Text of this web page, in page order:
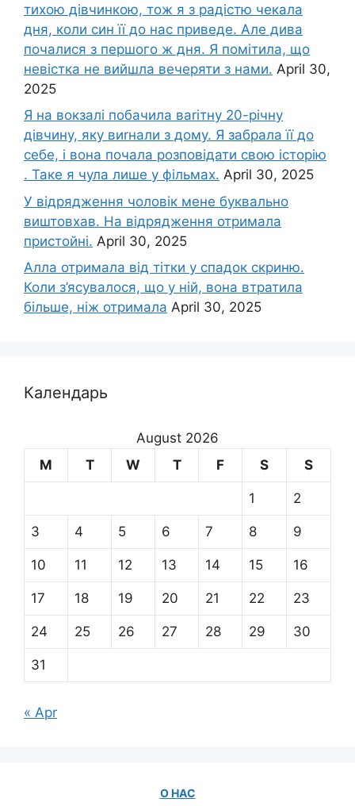
тихою дівчинкою, тож я з радістю чекала
дня, коли син її до нас приведе. Але дива
почалися з першого ж дня. Я помітила, що
невістка не вийшла вечеряти з нами. April 30,
2025
Я на вокзалі побачила ваrітну 20-річну
дівчину, яку виrнали з дому. Я забрала її до
себе, і вона почала розповідати свою історію
. Таке я чула лише у фільмах. April 30, 2025
У відрядження чоловік мене буквально
виштовхав. На відрядження отримала
пристойні. April 30, 2025
Алла отримала від тітки у спадок скриню.
Коли з’ясувалося, що у ній, вона втратила
більше, ніж отримала April 30, 2025
Календарь
August 2026
M
T W T F S S
1 2
3 4 5 6 7 8 9
10 11 12 13 14 15 16
17 18 19 20 21 22 23
24 25 26 27 28 29 30
31
« Apr
О НАС